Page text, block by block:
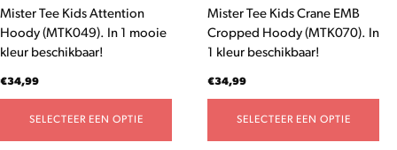
Mister Tee Kids Attention
Hoody (MTK049). In 1 mooie
kleur beschikbaar!
€34,99
SELECTEER EEN OPTIE
op
de
productpagina
Mister Tee Kids Crane EMB
Cropped Hoody (MTK070). In
1 kleur beschikbaar!
€34,99
SELECTEER EEN OPTIE
op
de
productpagina